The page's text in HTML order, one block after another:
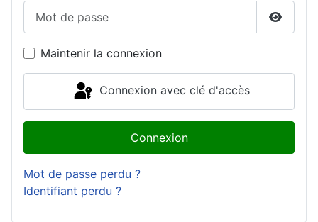
Maintenir la connexion
Connexion avec clé d'accès
Connexion
Mot de passe perdu ?
Identifiant perdu ?